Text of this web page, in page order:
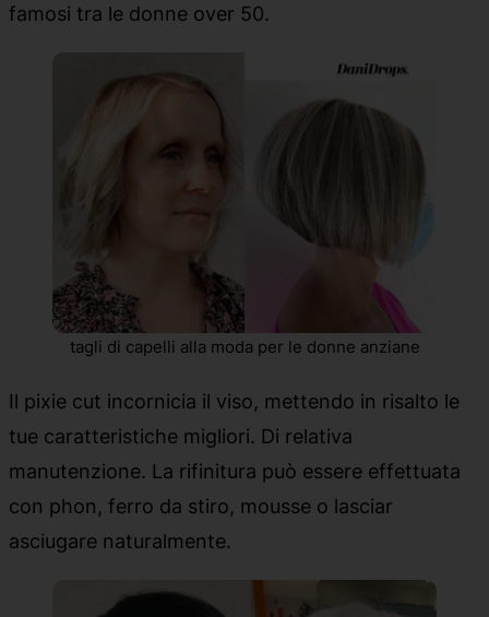
famosi tra le donne over 50.
tagli di capelli alla moda per le donne anziane
Il pixie cut incornicia il viso, mettendo in risalto le
tue caratteristiche migliori. Di relativa
manutenzione. La rifinitura può essere effettuata
con phon, ferro da stiro, mousse o lasciar
asciugare naturalmente.